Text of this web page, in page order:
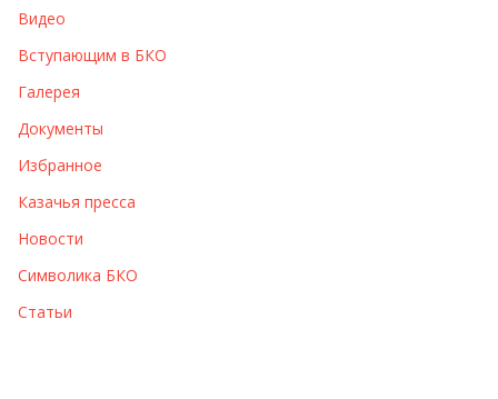
ы
Видео
Вступающим в БКО
Галерея
Документы
Избранное
Казачья пресса
Новости
Символика БКО
Статьи